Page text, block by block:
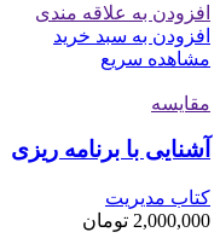
افزودن به علاقه مندی
افزودن به سبد خرید
مشاهده سریع
مقایسه
آشنایی با برنامه ریزی
کتاب مدیریت
2,000,000 تومان